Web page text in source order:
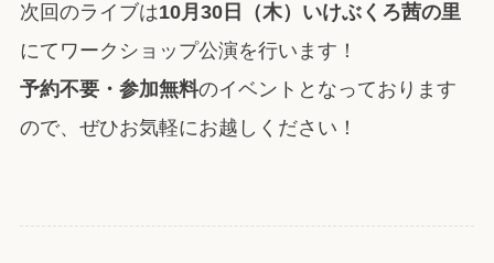
次回のライブは10月30日（木）いけぶくろ茜の里
にてワークショップ公演を行います！
予約不要・参加無料のイベントとなっております
ので、ぜひお気軽にお越しください！